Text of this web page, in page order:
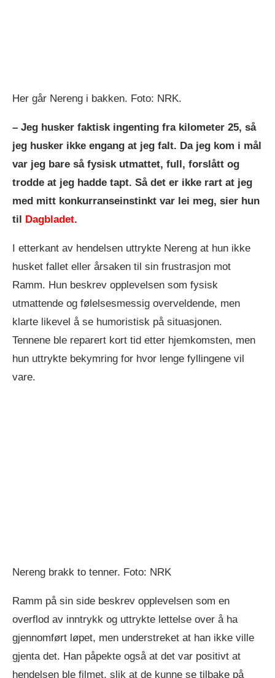
Her går Nereng i bakken. Foto: NRK.
– Jeg husker faktisk ingenting fra kilometer 25, så
jeg husker ikke engang at jeg falt. Da jeg kom i mål
var jeg bare så fysisk utmattet, full, forslått og
trodde at jeg hadde tapt. Så det er ikke rart at jeg
med mitt konkurranseinstinkt var lei meg, sier hun
til Dagbladet.
I etterkant av hendelsen uttrykte Nereng at hun ikke
husket fallet eller årsaken til sin frustrasjon mot
Ramm. Hun beskrev opplevelsen som fysisk
utmattende og følelsesmessig overveldende, men
klarte likevel å se humoristisk på situasjonen.
Tennene ble reparert kort tid etter hjemkomsten, men
hun uttrykte bekymring for hvor lenge fyllingene vil
vare.
Nereng brakk to tenner. Foto: NRK
Ramm på sin side beskrev opplevelsen som en
overflod av inntrykk og uttrykte lettelse over å ha
gjennomført løpet, men understreket at han ikke ville
gjenta det. Han påpekte også at det var positivt at
hendelsen ble filmet, slik at de kunne se tilbake på